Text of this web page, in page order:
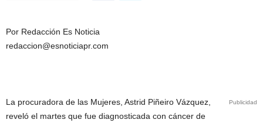
Por Redacción Es Noticia
redaccion@esnoticiapr.com
Publicidad
La procuradora de las Mujeres, Astrid Piñeiro Vázquez,
reveló el martes que fue diagnosticada con cáncer de